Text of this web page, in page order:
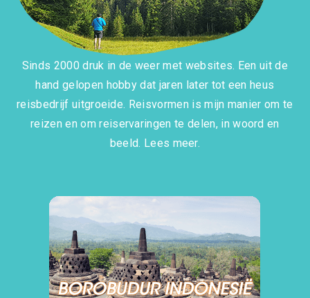
Sinds 2000 druk in de weer met websites. Een uit de
hand gelopen hobby dat jaren later tot een heus
reisbedrijf uitgroeide. Reisvormen is mijn manier om te
reizen en om reiservaringen te delen, in woord en
beeld. Lees meer.